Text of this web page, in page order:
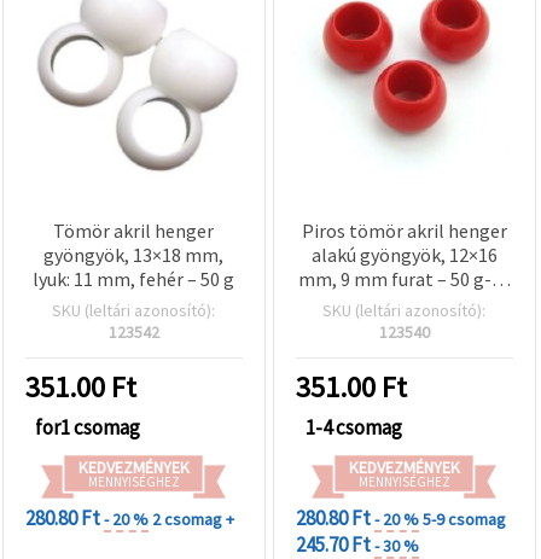
relevánsabb
tartalmat
hirdetéseket
jelenítsünk
Az "Összes
elfogadása"
gombra
kattintva
megadhatja
az adott
típusú sütik
kiválasztásával
és a
Tömör akril henger
gyöngyök, 13×18 mm,
lyuk: 11 mm, fehér – 50 g
SKU (leltári azonosító):
123542
351.00 Ft
for1 csomag
KEDVEZMÉNYEK
MENNYISÉGHEZ
280.80 Ft- 20 % 2 csomag +
Piros tömör akril henger
alakú gyöngyök, 12×16
mm, 9 mm furat – 50 g-os
csomag, látványos
karkötőkhöz és kreatív
SKU (leltári azonosító):
123540
351.00 Ft
1-4 csomag
KEDVEZMÉNYEK
MENNYISÉGHEZ
280.80 Ft- 20 %5-9 csomag
245.70 Ft- 30 %